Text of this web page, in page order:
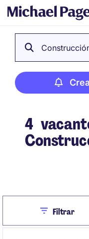
4
CloseFiltrar